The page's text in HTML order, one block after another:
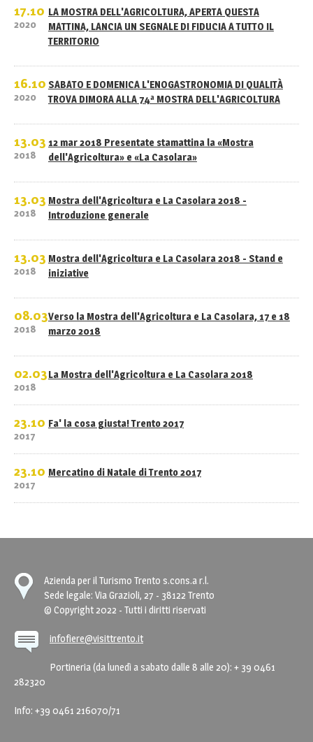
17.10
2020
LA MOSTRA DELL'AGRICOLTURA, APERTA QUESTA
MATTINA, LANCIA UN SEGNALE DI FIDUCIA A TUTTO IL
TERRITORIO
16.10
2020
SABATO E DOMENICA L'ENOGASTRONOMIA DI QUALITÀ
TROVA DIMORA ALLA 74ª MOSTRA DELL'AGRICOLTURA
13.03
2018
12 mar 2018 Presentate stamattina la «Mostra
dell'Agricoltura» e «La Casolara»
13.03
2018
Mostra dell'Agricoltura e La Casolara 2018 -
Introduzione generale
13.03
2018
Mostra dell'Agricoltura e La Casolara 2018 - Stand e
iniziative
08.03
2018
Verso la Mostra dell'Agricoltura e La Casolara, 17 e 18
marzo 2018
02.03
2018
La Mostra dell'Agricoltura e La Casolara 2018
23.10
2017
Fa' la cosa giusta! Trento 2017
23.10
2017
Mercatino di Natale di Trento 2017
Azienda per il Turismo Trento s.cons.a r.l.
Sede legale: Via Grazioli, 27 - 38122 Trento
© Copyright 2022 - Tutti i diritti riservati
infofiere@visittrento.it
Portineria (da lunedì a sabato dalle 8 alle 20): + 39 0461
282320
Info: +39 0461 216070/71